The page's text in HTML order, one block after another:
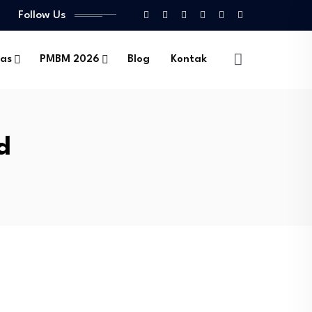
Follow Us
PMBM 2026 Blog Kontak